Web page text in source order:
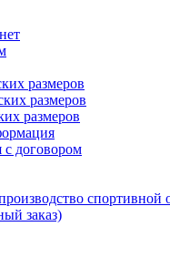
размеров
размеров
размеров
с договором
заказ)